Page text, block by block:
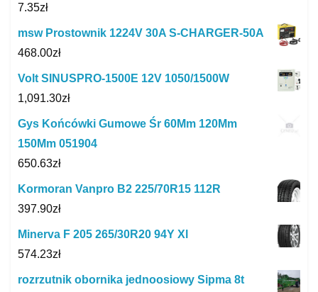
7.35zł
msw Prostownik 1224V 30A S-CHARGER-50A
468.00zł
Volt SINUSPRO-1500E 12V 1050/1500W
1,091.30zł
Gys Końcówki Gumowe Śr 60Mm 120Mm
150Mm 051904
650.63zł
Kormoran Vanpro B2 225/70R15 112R
397.90zł
Minerva F 205 265/30R20 94Y Xl
574.23zł
rozrzutnik obornika jednoosiowy Sipma 8t